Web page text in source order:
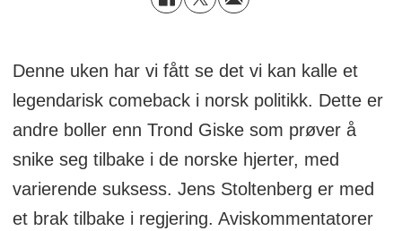
Denne uken har vi fått se det vi kan kalle et
legendarisk comeback i norsk politikk. Dette er
andre boller enn Trond Giske som prøver å
snike seg tilbake i de norske hjerter, med
varierende suksess. Jens Stoltenberg er med
et brak tilbake i regjering. Aviskommentatorer